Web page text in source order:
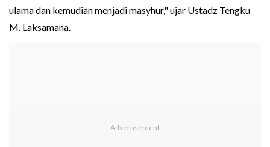
ulama dan kemudian menjadi masyhur," ujar Ustadz Tengku
M. Laksamana.